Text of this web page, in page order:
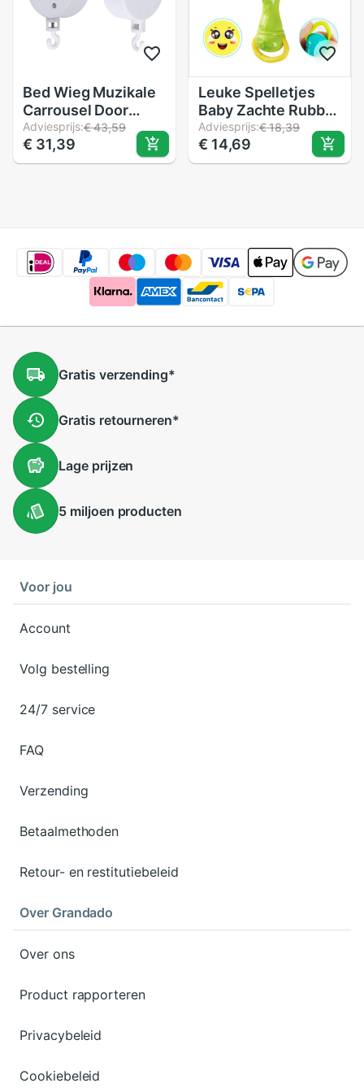
Bed Wieg Muzikale
Carrousel Door
Mobiele Bed Bel
Ondersteuning Arm
Cradle + Muziek
Adviesprijs:€ 43,59
€ 31,39
Leuke Spelletjes
Baby Zachte Rubber
Bijtring Rammelaar
Staaf Multi-
Functionele
Adviesprijs:€ 18,39
€ 14,69
Gratis verzending*
Gratis retourneren*
Lageprijzen
5 miljoen producten
Voor jou
Account
Volg bestelling
24/7 service
FAQ
Verzending
Betaalmethoden
Retour- en restitutiebeleid
Over Grandado
Over ons
Product rapporteren
Privacybeleid
Cookiebeleid